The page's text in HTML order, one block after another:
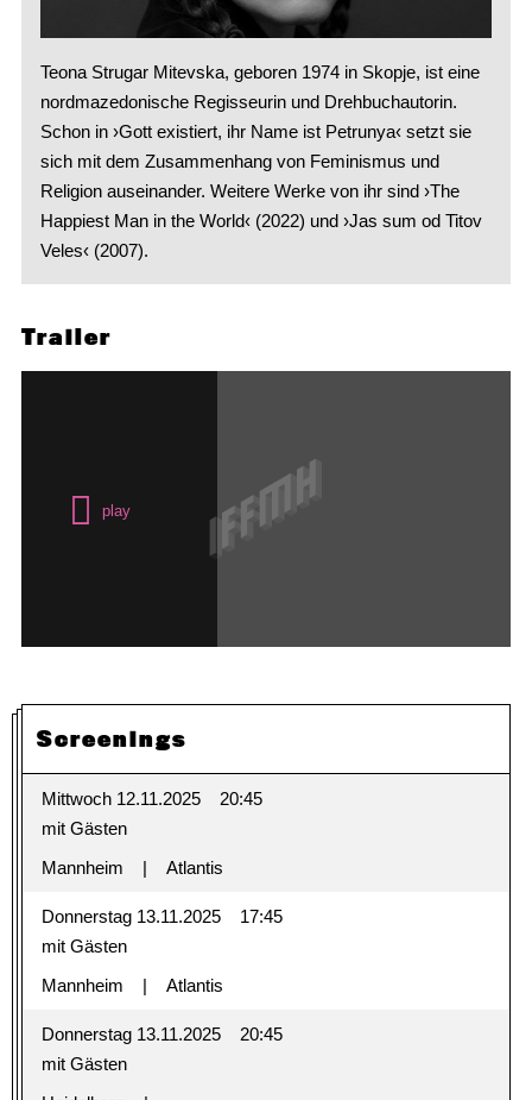
Teona Strugar Mitevska, geboren 1974 in Skopje, ist eine
nordmazedonische Regisseurin und Drehbuchautorin.
Schon in ›Gott existiert, ihr Name ist Petrunya‹ setzt sie
sich mit dem Zusammenhang von Feminismus und
Religion auseinander. Weitere Werke von ihr sind ›The
Happiest Man in the World‹ (2022) und ›Jas sum od Titov
Veles‹ (2007).
Trailer
Screenings
Mittwoch 12.11.2025
20:45
mit Gästen
Mannheim
Atlantis
Donnerstag 13.11.2025
17:45
mit Gästen
Mannheim
Atlantis
Donnerstag 13.11.2025
20:45
mit Gästen